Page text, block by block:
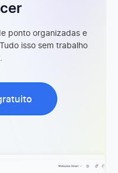
ponto organizadas e
isso sem trabalho